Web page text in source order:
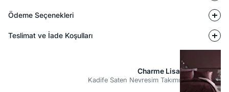
Ödeme Seçenekleri
Teslimat ve İade Koşulları
Charme Lisa
Kadife Saten Nevresim Takımı